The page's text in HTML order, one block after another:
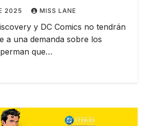
2025 MISS LANE
y DC Comics no tendrán
a una demanda sobre los
que…